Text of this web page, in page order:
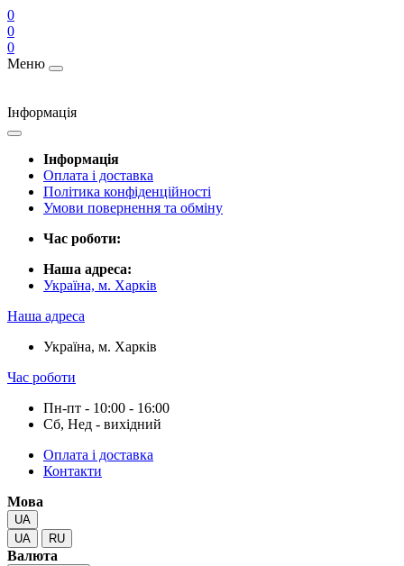
0
0
0
Меню
Інформація
Інформація
Оплата і доставка
Політика конфіденційності
Умови повернення та обміну
Час роботи:
Наша адреса:
Україна, м. Харків
Наша адреса
Україна, м. Харків
Час роботи
Пн-пт - 10:00 - 16:00
Сб, Нед - вихідний
Оплата і доставка
Контакти
Мова
UA
UA
RU
Валюта